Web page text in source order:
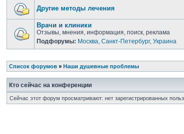
Другие методы лечения
Врачи и клиники
Отзывы, мнения, информация, поиск, реклама
Подфорумы: Москва,Санкт-Петербург,Украина
Список форумов »Наши душевные проблемы
Кто сейчас на конференции
Сейчас этот форум просматривают: нет зарегистрированных